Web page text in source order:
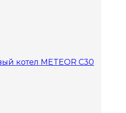
котел METEOR C30